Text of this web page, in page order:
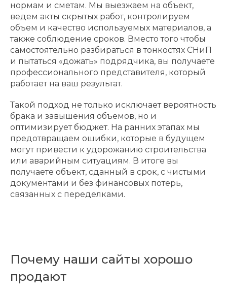
нормам и сметам. Мы выезжаем на объект,
ведем акты скрытых работ, контролируем
объем и качество используемых материалов, а
также соблюдение сроков. Вместо того чтобы
самостоятельно разбираться в тонкостях СНиП
и пытаться «дожать» подрядчика, вы получаете
профессионального представителя, который
работает на ваш результат.
Такой подход не только исключает вероятность
брака и завышения объемов, но и
оптимизирует бюджет. На ранних этапах мы
предотвращаем ошибки, которые в будущем
могут привести к удорожанию строительства
или аварийным ситуациям. В итоге вы
получаете объект, сданный в срок, с чистыми
документами и без финансовых потерь,
связанных с переделками.
Почему наши сайты хорошо
продают